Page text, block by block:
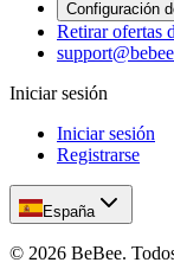
Configuración
Retirar ofertas
Iniciar sesión
Iniciar sesión
Registrarse
España
© 2026 BeBee.